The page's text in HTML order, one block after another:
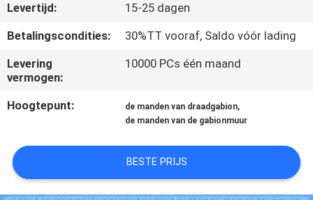
VERZOEK
OM EEN
CITAAT
SITEMAP
PRIVACY
POLICY
Levertijd:
15-25 dagen
Betalingscondities:
30%TT vooraf, Saldo vóór lading
Levering
vermogen:
10000 PCs één maand
Hoogtepunt: de manden van draadgabion,
de manden van de gabionmuur
BESTE PRIJS